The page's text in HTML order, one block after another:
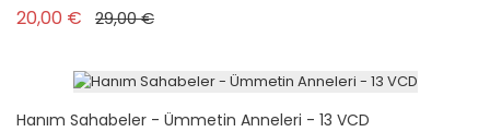
20,00 € Prix de base
29,00 €Prix
Hanım Sahabeler - Ümmetin Anneleri - 13 VCD